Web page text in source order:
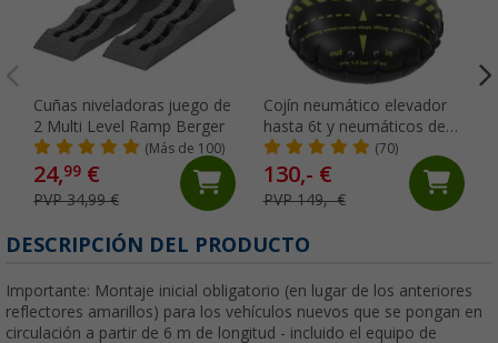
Cuñas niveladoras juego de
2 Multi Level Ramp Berger
(Más de 100)
24,99 €
PVP 34,99 €
Cojín neumático elevador
hasta 6t y neumáticos de
hasta 30,5 cm Camper 2.0
Flat-Jack
(70)
130,- €
PVP 149,- €
DESCRIPCIÓN DEL PRODUCTO
Importante: Montaje inicial obligatorio (en lugar de los anteriores
reflectores amarillos) para los vehículos nuevos que se pongan en
circulación a partir de 6 m de longitud - incluido el equipo de